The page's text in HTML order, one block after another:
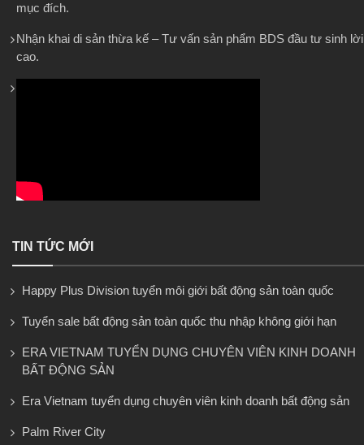
mục đích.
Nhận khai di sản thừa kế – Tư vấn sản phẩm BDS đầu tư sinh lời
cao.
TIN TỨC MỚI
Happy Plus Division tuyển môi giới bất động sản toàn quốc
Tuyển sale bất động sản toàn quốc thu nhập không giới hạn
ERA VIETNAM TUYỂN DỤNG CHUYÊN VIÊN KINH DOANH
BẤT ĐỘNG SẢN
Era Vietnam tuyển dụng chuyên viên kinh doanh bất động sản
Palm River City